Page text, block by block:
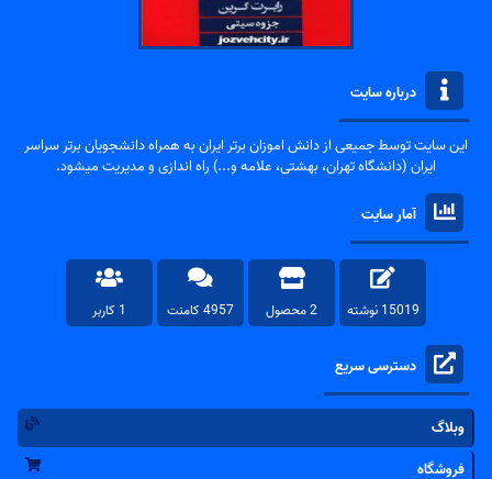
درباره سایت
این سایت توسط جمیعی از دانش اموزان برتر ایران به همراه دانشجویان برتر سراسر
ایران (دانشگاه تهران، بهشتی، علامه و...) راه اندازی و مدیریت میشود.
آمار سایت
15019 نوشته 2 محصول 4957 کامنت 1 کاربر
دسترسی سریع
وبلاگ
فروشگاه